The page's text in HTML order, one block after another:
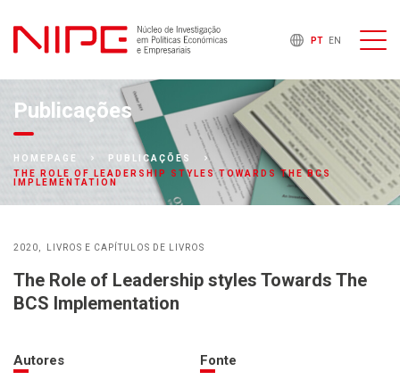
PT EN
Publicações
HOMEPAGE
PUBLICAÇÕES
THE ROLE OF LEADERSHIP STYLES TOWARDS THE BCS
IMPLEMENTATION
2020 LIVROS E CAPÍTULOS DE LIVROS
The Role of Leadership styles Towards The
BCS Implementation
Autores Fonte